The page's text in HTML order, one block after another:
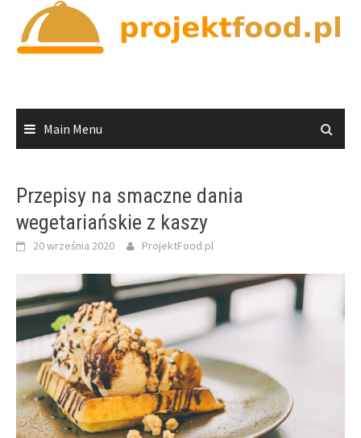
content
Main Menu
Przepisy na smaczne dania
wegetariańskie z kaszy
20 września 2020 ProjektFood.pl